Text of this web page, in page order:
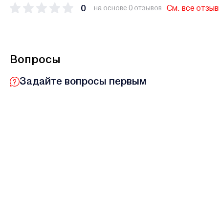
0 на основе 0 отзывов См. все
Вопросы
Задайте вопросы первым